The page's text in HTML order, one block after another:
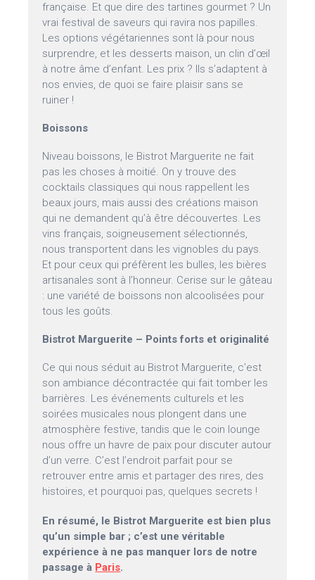
française. Et que dire des tartines gourmet ? Un
vrai festival de saveurs qui ravira nos papilles.
Les options végétariennes sont là pour nous
surprendre, et les desserts maison, un clin d’œil
à notre âme d’enfant. Les prix ? Ils s’adaptent à
nos envies, de quoi se faire plaisir sans se
ruiner !
Boissons
Niveau boissons, le Bistrot Marguerite ne fait
pas les choses à moitié. On y trouve des
cocktails classiques qui nous rappellent les
beaux jours, mais aussi des créations maison
qui ne demandent qu’à être découvertes. Les
vins français, soigneusement sélectionnés,
nous transportent dans les vignobles du pays.
Et pour ceux qui préfèrent les bulles, les bières
artisanales sont à l’honneur. Cerise sur le gâteau
: une variété de boissons non alcoolisées pour
tous les goûts.
Bistrot Marguerite – Points forts et originalité
Ce qui nous séduit au Bistrot Marguerite, c’est
son ambiance décontractée qui fait tomber les
barrières. Les événements culturels et les
soirées musicales nous plongent dans une
atmosphère festive, tandis que le coin lounge
nous offre un havre de paix pour discuter autour
d’un verre. C’est l’endroit parfait pour se
retrouver entre amis et partager des rires, des
histoires, et pourquoi pas, quelques secrets !
En résumé, le Bistrot Marguerite est bien plus
qu’un simple bar ; c’est une véritable
expérience à ne pas manquer lors de notre
passage à Paris.